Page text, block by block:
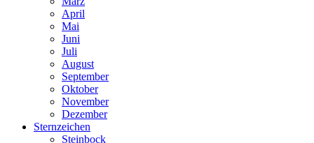
April
Mai
Juni
Juli
August
September
Oktober
November
Dezember
Sternzeichen
Steinbock